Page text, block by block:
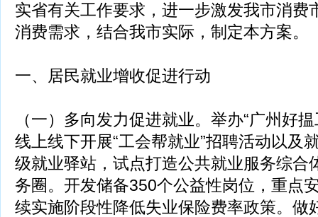
实省有关工作要求，进一步激发我市消费
消费需求，结合我市实际，制定本方案。
一、居民就业增收促进行动
（一）多向发力促进就业。举办“广州好
线上线下开展“工会帮就业”招聘活动以及
级就业驿站，试点打造公共就业服务综合
务圈。开发储备350个公益性岗位，重点
续实施阶段性降低失业保险费率政策。做